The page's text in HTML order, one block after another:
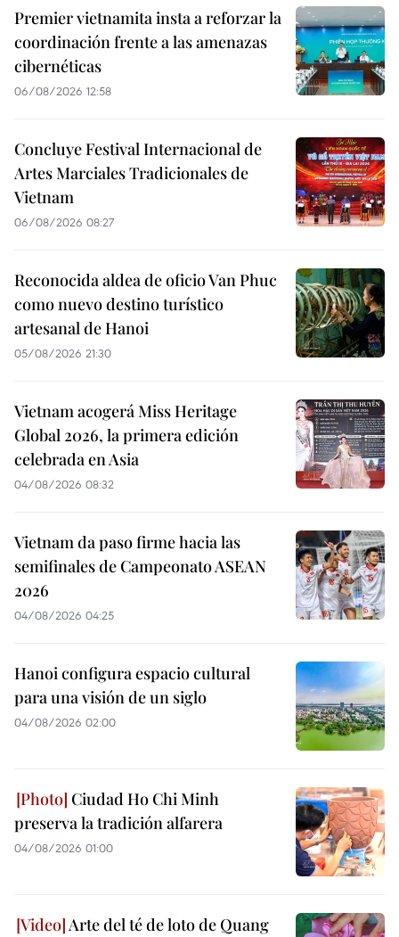
Premier vietnamita insta a reforzar la
coordinación frente a las amenazas
cibernéticas
06/08/2026 12:58
Concluye Festival Internacional de
Artes Marciales Tradicionales de
Vietnam
06/08/2026 08:27
Reconocida aldea de oficio Van Phuc
como nuevo destino turístico
artesanal de Hanoi
05/08/2026 21:30
Vietnam acogerá Miss Heritage
Global 2026, la primera edición
celebrada en Asia
04/08/2026 08:32
Vietnam da paso firme hacia las
semifinales de Campeonato ASEAN
2026
04/08/2026 04:25
Hanoi configura espacio cultural
para una visión de un siglo
04/08/2026 02:00
Ciudad Ho Chi Minh
preserva la tradición alfarera
04/08/2026 01:00
Arte del té de loto de Quang